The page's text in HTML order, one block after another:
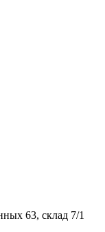
63, склад 7/1